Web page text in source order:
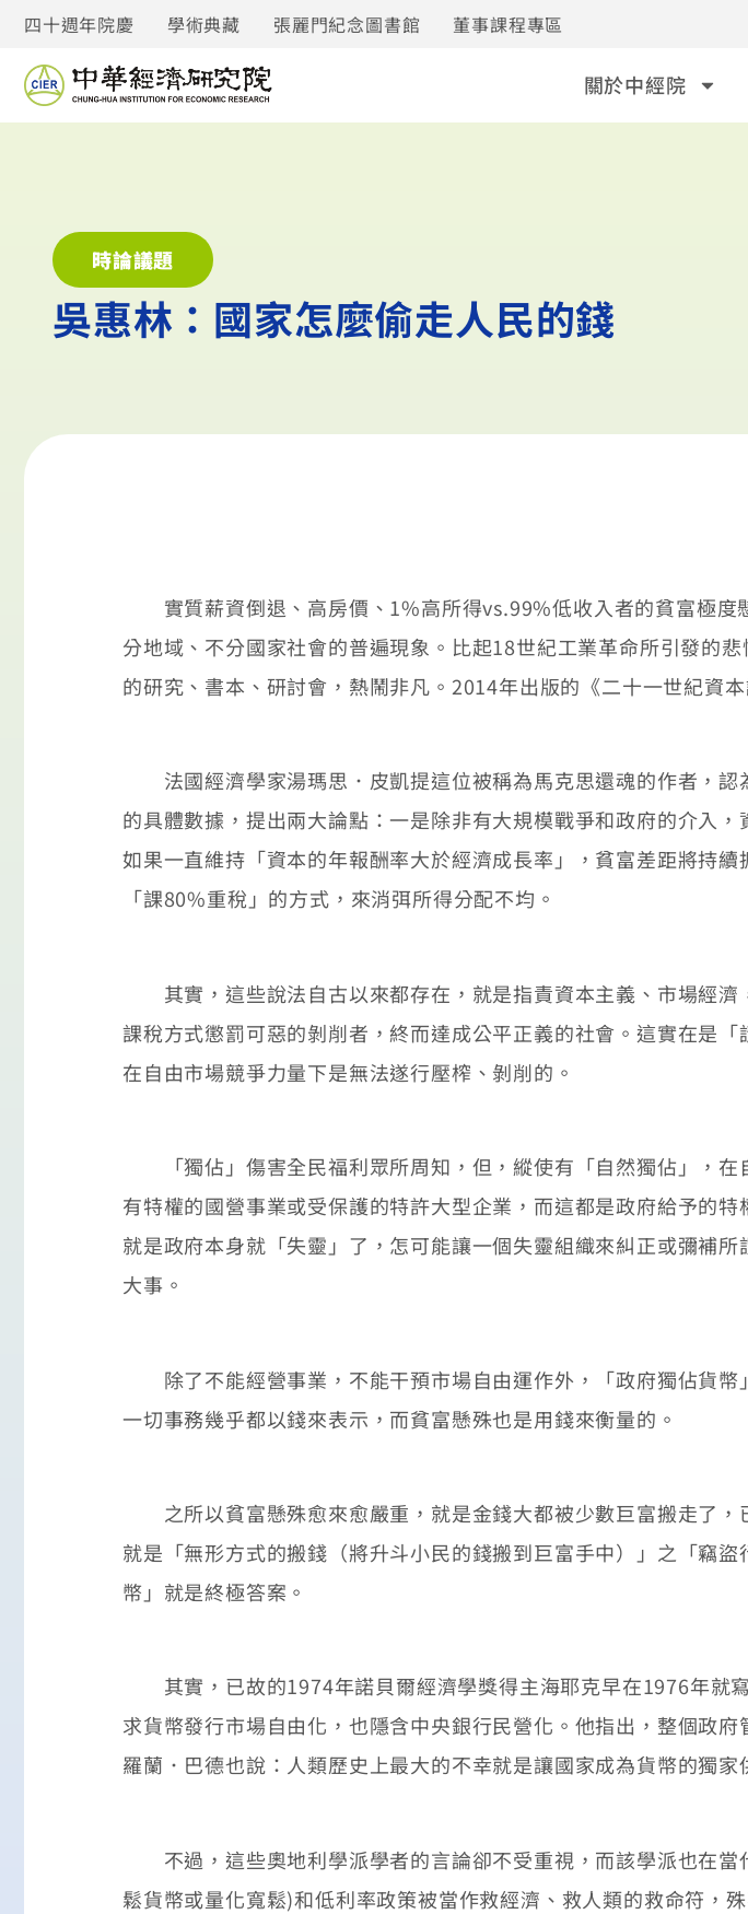
四十週年院慶 學術典藏 張麗門紀念圖書館 董事課程專區
關於中經院
時論議題
吳惠林：國家怎麼偷走人民的錢
實質薪資倒退、高房價、1%高所得vs.99%低收入者的貧富極度
分地域、不分國家社會的普遍現象。比起18世紀工業革命所引發的
的研究、書本、研討會，熱鬧非凡。2014年出版的《二十一世紀資
法國經濟學家湯瑪思．皮凱提這位被稱為馬克思還魂的作者，認
的具體數據，提出兩大論點：一是除非有大規模戰爭和政府的介入
如果一直維持「資本的年報酬率大於經濟成長率」，貧富差距將持
「課80%重稅」的方式，來消弭所得分配不均。
其實，這些說法自古以來都存在，就是指責資本主義、市場經濟
課稅方式懲罰可惡的剝削者，終而達成公平正義的社會。這實在是
在自由市場競爭力量下是無法遂行壓榨、剝削的。
「獨佔」傷害全民福利眾所周知，但，縱使有「自然獨佔」，在
有特權的國營事業或受保護的特許大型企業，而這都是政府給予的
就是政府本身就「失靈」了，怎可能讓一個失靈組織來糾正或彌補
大事。
除了不能經營事業，不能干預市場自由運作外，「政府獨佔貨幣
一切事務幾乎都以錢來表示，而貧富懸殊也是用錢來衡量的。
之所以貧富懸殊愈來愈嚴重，就是金錢大都被少數巨富搬走了，
就是「無形方式的搬錢（將升斗小民的錢搬到巨富手中）」之「竊
幣」就是終極答案。
其實，已故的1974年諾貝爾經濟學獎得主海耶克早在1976年就
求貨幣發行市場自由化，也隱含中央銀行民營化。他指出，整個政
羅蘭．巴德也說：人類歷史上最大的不幸就是讓國家成為貨幣的獨家
不過，這些奧地利學派學者的言論卻不受重視，而該學派也在當
鬆貨幣或量化寬鬆)和低利率政策被當作救經濟、救人類的救命符，